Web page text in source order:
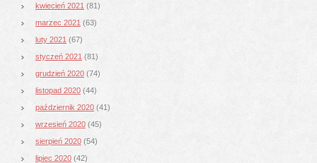
kwiecień 2021 (81)
marzec 2021 (63)
luty 2021 (67)
styczeń 2021 (81)
grudzień 2020 (74)
listopad 2020 (44)
październik 2020 (41)
wrzesień 2020 (45)
sierpień 2020 (54)
lipiec 2020 (42)